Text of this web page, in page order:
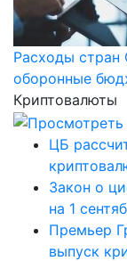
Расходы стран
оборонные
Криптовалюты
ЦБ
Закон о
на 1
Премьер
выпуск